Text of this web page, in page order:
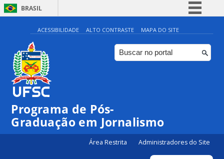
BRASIL
Simplifique!
Comunica BR
Participe
ACESSIBILIDADE ALTO CONTRASTE MAPA DO SITE
Programa de Pós-
Graduação em Jornalismo
Área Restrita Administradores do Site